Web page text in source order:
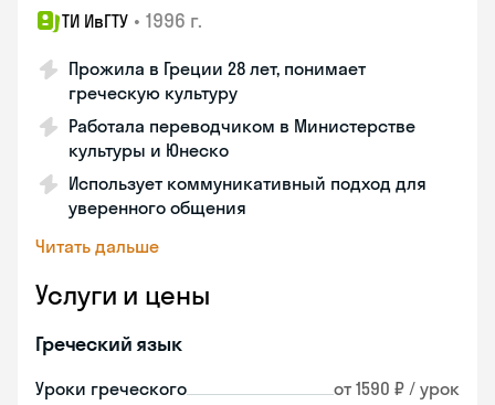
ТИ ИвГТУ • 1996 г.
Прожила в Греции 28 лет, понимает
греческую культуру
Работала переводчиком в Министерстве
культуры и Юнеско
Использует коммуникативный подход для
уверенного общения
Читать дальше
Услуги и цены
Греческий язык
Уроки греческого от 1590 ₽ / урок